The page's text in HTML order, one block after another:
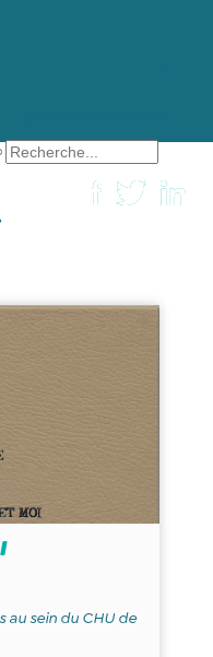
au sein du CHU de